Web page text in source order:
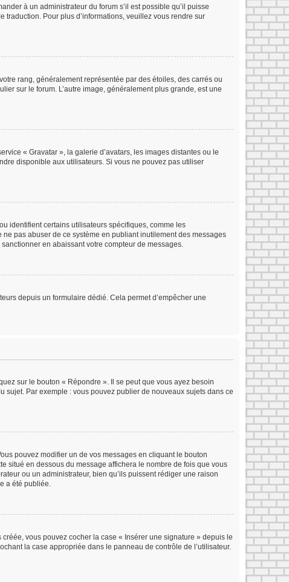
à un administrateur du forum s’il est possible qu’il puisse
Pour plus d’informations, veuillez vous rendre sur
rang, généralement représentée par des étoiles, des carrés ou
sur le forum. L’autre image, généralement plus grande, est une
« Gravatar », la galerie d’avatars, les images distantes ou le
disponible aux utilisateurs. Si vous ne pouvez pas utiliser
identifient certains utilisateurs spécifiques, comme les
pas abuser de ce système en publiant inutilement des messages
en abaissant votre compteur de messages.
depuis un formulaire dédié. Cela permet d’empêcher une
sur le bouton « Répondre ». Il se peut que vous ayez besoin
sujet. Par exemple : vous pouvez publier de nouveaux sujets dans ce
pouvez modifier un de vos messages en cliquant le bouton
situé en dessous du message affichera le nombre de fois que vous
ou un administrateur, bien qu’ils puissent rédiger une raison
a été publiée.
vous pouvez cocher la case « Insérer une signature » depuis le
la case appropriée dans le panneau de contrôle de l’utilisateur.